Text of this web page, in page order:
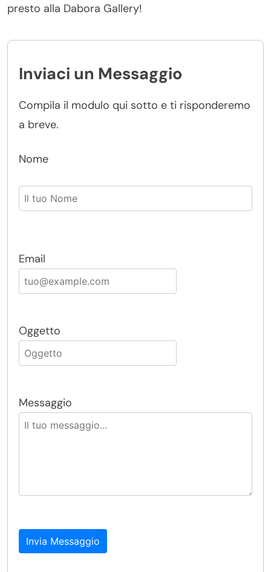
presto alla Dabora Gallery!
Inviaci un Messaggio
Compila il modulo qui sotto e ti risponderemo
a breve.
Nome
Email
Oggetto
Messaggio
Invia Messaggio